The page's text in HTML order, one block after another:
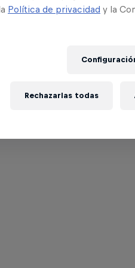
Política de privacidad y la
Rechazarlas todas